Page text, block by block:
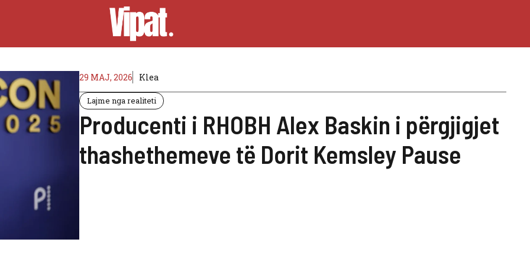
29 MAJ, 2026 Klea
Lajme nga realiteti
Producenti i RHOBH Alex Baskin i përgjigjet
thashethemeve të Dorit Kemsley Pause